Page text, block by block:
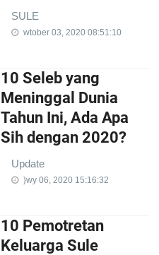
SULE
wtober 03, 2020 08:51:10
10 Seleb yang
Meninggal Dunia
Tahun Ini, Ada Apa
Sih dengan 2020?
Update
}wy 06, 2020 15:16:32
10 Pemotretan
Keluarga Sule